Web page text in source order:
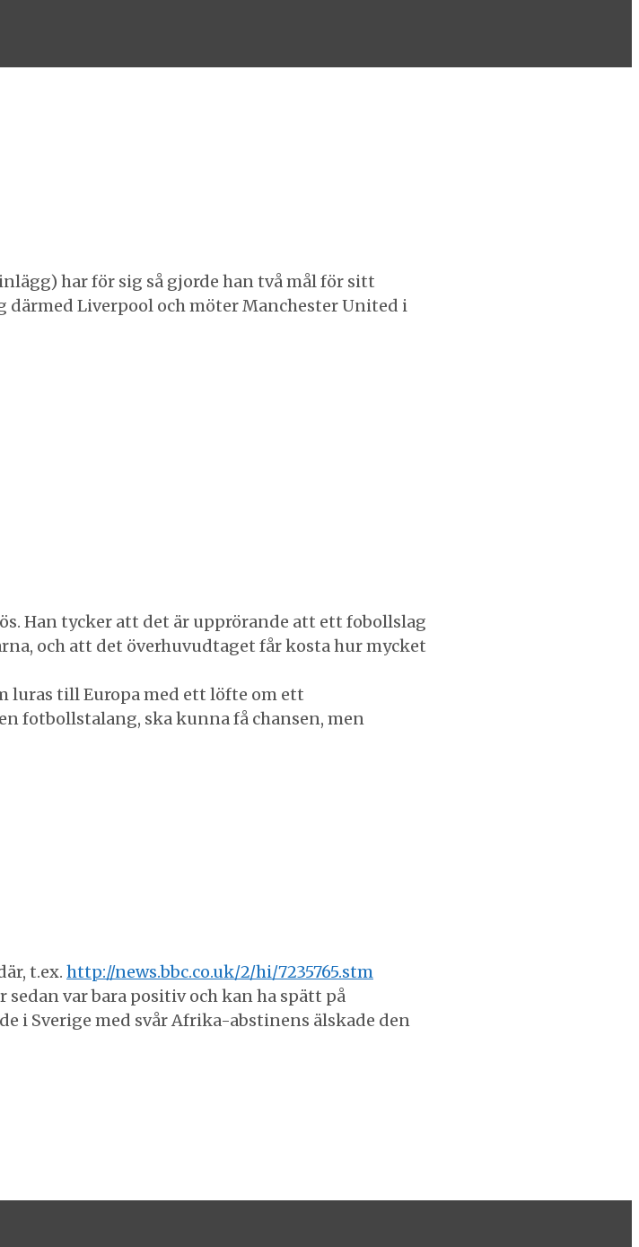
har för sig så gjorde han två mål för sitt
därmed Liverpool och möter Manchester United i
Han tycker att det är upprörande att ett fobollslag
och att det överhuvudtaget får kosta hur mycket
luras till Europa med ett löfte om ett
fotbollstalang, ska kunna få chansen, men
t.ex. http://news.bbc.co.uk/2/hi/7235765.stm
var bara positiv och kan ha spätt på
i Sverige med svår Afrika-abstinens älskade den